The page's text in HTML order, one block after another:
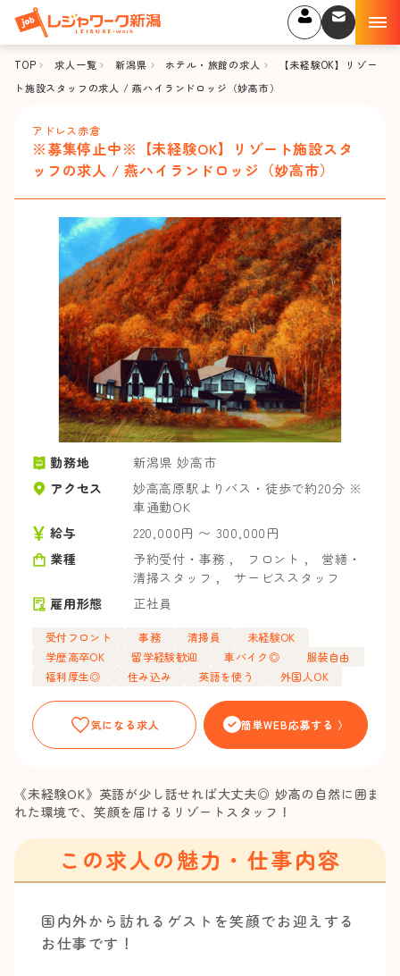
TOP 求人一覧 新潟県 ホテル・旅館の求人
【未経験OK】リゾー
ト施設スタッフの求人 / 燕ハイランドロッジ（妙高市）
アドレス赤倉
※募集停止中※【未経験OK】リゾート施設スタ
ッフの求人 / 燕ハイランドロッジ（妙高市）
勤務地
新潟県 妙高市
アクセス
妙高高原駅よりバス・徒歩で約20分 ※
車通勤OK
給与
220,000円 〜 300,000円
業種
予約受付・事務， フロント ，
営繕・
清掃スタッフ，
サービススタッフ
雇用形態
正社員
受付フロント 事務 清掃員
未経験OK
学歴高卒OK
留学経験歓迎 車バイク◎
服装自由
福利厚生◎
住み込み 英語を使う 外国人OK
気になる求人 簡単WEB応募する 〉
《未経験OK》英語が少し話せれば大丈夫◎ 妙高の自然に囲ま
れた環境で、笑顔を届けるリゾートスタッフ！
この求人の魅力・仕事内容
国内外から訪れるゲストを笑顔でお迎えする
お仕事です！